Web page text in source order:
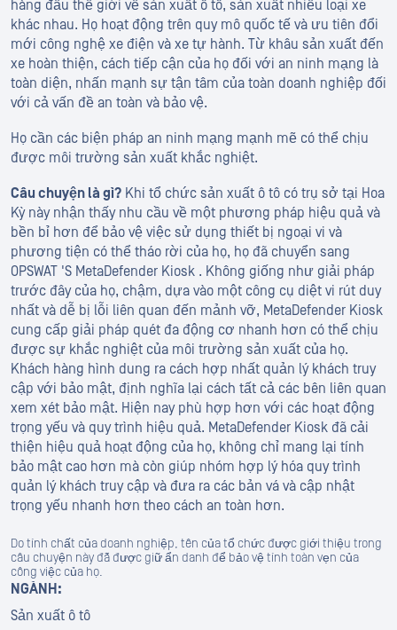
hàng đầu thế giới về sản xuất ô tô, sản xuất nhiều loại xe
khác nhau. Họ hoạt động trên quy mô quốc tế và ưu tiên đổi
mới công nghệ xe điện và xe tự hành. Từ khâu sản xuất đến
xe hoàn thiện, cách tiếp cận của họ đối với an ninh mạng là
toàn diện, nhấn mạnh sự tận tâm của toàn doanh nghiệp đối
với cả vấn đề an toàn và bảo vệ.
Họ cần các biện pháp an ninh mạng mạnh mẽ có thể chịu
được môi trường sản xuất khắc nghiệt.
Câu chuyện là gì? Khi tổ chức sản xuất ô tô có trụ sở tại Hoa
Kỳ này nhận thấy nhu cầu về một phương pháp hiệu quả và
bền bỉ hơn để bảo vệ việc sử dụng thiết bị ngoại vi và
phương tiện có thể tháo rời của họ, họ đã chuyển sang
OPSWAT 'S MetaDefender Kiosk . Không giống như giải pháp
trước đây của họ, chậm, dựa vào một công cụ diệt vi rút duy
nhất và dễ bị lỗi liên quan đến mảnh vỡ, MetaDefender Kiosk
cung cấp giải pháp quét đa động cơ nhanh hơn có thể chịu
được sự khắc nghiệt của môi trường sản xuất của họ.
Khách hàng hình dung ra cách hợp nhất quản lý khách truy
cập với bảo mật, định nghĩa lại cách tất cả các bên liên quan
xem xét bảo mật. Hiện nay phù hợp hơn với các hoạt động
trọng yếu và quy trình hiệu quả. MetaDefender Kiosk đã cải
thiện hiệu quả hoạt động của họ, không chỉ mang lại tính
bảo mật cao hơn mà còn giúp nhóm hợp lý hóa quy trình
quản lý khách truy cập và đưa ra các bản vá và cập nhật
trọng yếu nhanh hơn theo cách an toàn hơn.
Do tính chất của doanh nghiệp, tên của tổ chức được giới thiệu trong
câu chuyện này đã được giữ ẩn danh để bảo vệ tính toàn vẹn của
công việc của họ.
NGÀNH:
Sản xuất ô tô